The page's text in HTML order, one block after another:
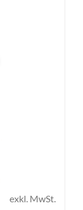
exkl. MwSt.